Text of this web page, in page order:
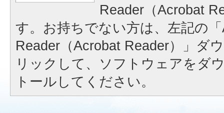
Reader（Acrobat
す。お持ちでない方は、左記の
Reader（Acrobat Reader）」ダ
リックして、ソフトウェアをダ
トールしてください。